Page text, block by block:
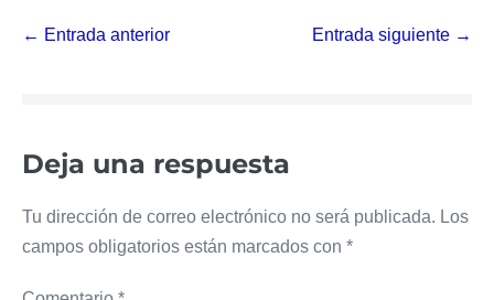
Navegación
← Entrada anterior Entrada siguiente →
Deja una respuesta
Tu dirección de correo electrónico no será publicada. Los
campos obligatorios están marcados con *